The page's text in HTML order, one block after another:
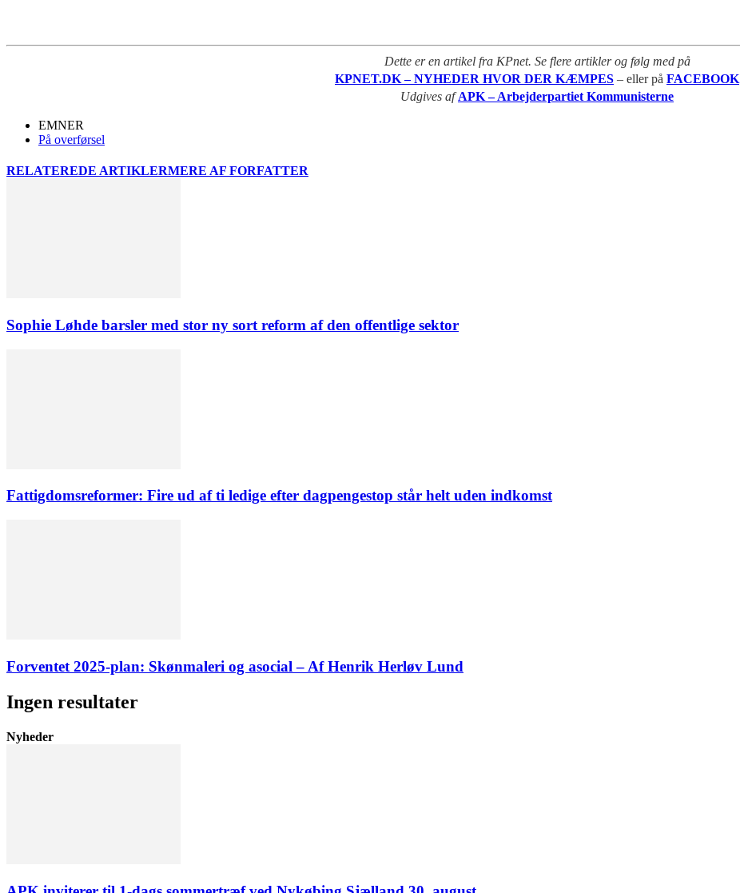
Dette er en artikel fra KPnet. Se flere artikler og følg med på
KPNET.DK – NYHEDER HVOR DER KÆMPES – eller på FACEBOOK
Udgives afAPK – Arbejderpartiet Kommunisterne
EMNER
På overførsel
RELATEREDE ARTIKLERMERE AF FORFATTER
Sophie Løhde barsler med stor ny sort reform af den offentlige sektor
Fattigdomsreformer: Fire ud af ti ledige efter dagpengestop står helt uden indkomst
Forventet 2025-plan: Skønmaleri og asocial – Af Henrik Herløv Lund
Ingen resultater
Nyheder